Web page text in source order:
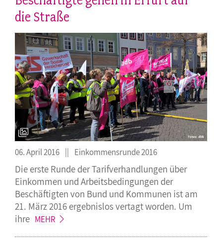
die Straße
06. April 2016 Einkommensrunde 2016
Die erste Runde der Tarifverhandlungen über
Einkommen und Arbeitsbedingungen der
Beschäftigten von Bund und Kommunen ist am
21. März 2016 ergebnislos vertagt worden. Um
ihre MEHR